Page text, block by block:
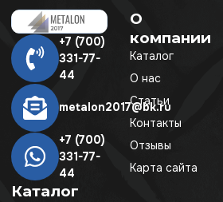
+7 (700)
331-77-
44
metalon2017@bk.ru
+7 (700)
331-77-
44
Каталог
О
компании
Каталог
О нас
Статьи
Контакты
Отзывы
Карта сайта